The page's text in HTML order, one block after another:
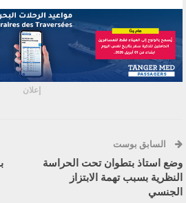
إعلان
السابق بوست
وضع استاذ بتطوان تحت الحراسة
النظرية بسبب تهمة الابتزاز
الجنسي